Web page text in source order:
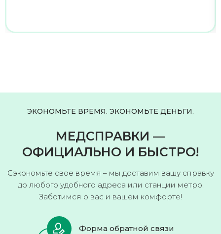
ЭКОНОМЬТЕ ВРЕМЯ. ЭКОНОМЬТЕ ДЕНЬГИ.
МЕДСПРАВКИ —
ОФИЦИАЛЬНО И БЫСТРО!
Сэкономьте свое время – мы доставим вашу справку
до любого удобного адреса или станции метро.
Заботимся о вас и вашем комфорте!
Форма обратной связи